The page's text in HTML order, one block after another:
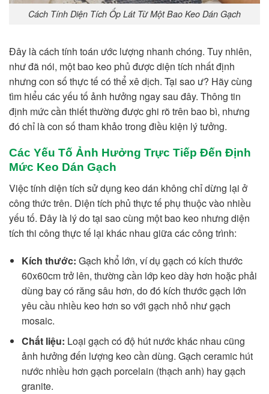
Cách Tính Diện Tích Ốp Lát Từ Một Bao Keo Dán Gạch
Đây là cách tính toán ước lượng nhanh chóng. Tuy nhiên,
như đã nói, một bao keo phủ được diện tích nhất định
nhưng con số thực tế có thể xê dịch. Tại sao ư? Hãy cùng
tìm hiểu các yếu tố ảnh hưởng ngay sau đây. Thông tin
định mức cần thiết thường được ghi rõ trên bao bì, nhưng
đó chỉ là con số tham khảo trong điều kiện lý tưởng.
Các Yếu Tố Ảnh Hưởng Trực Tiếp Đến Định
Mức Keo Dán Gạch
Việc tính diện tích sử dụng keo dán không chỉ dừng lại ở
công thức trên. Diện tích phủ thực tế phụ thuộc vào nhiều
yếu tố. Đây là lý do tại sao cùng một bao keo nhưng diện
tích thi công thực tế lại khác nhau giữa các công trình:
Kích thước: Gạch khổ lớn, ví dụ gạch có kích thước
60x60cm trở lên, thường cần lớp keo dày hơn hoặc phải
dùng bay có răng sâu hơn, do đó kích thước gạch lớn
yêu cầu nhiều keo hơn so với gạch nhỏ như gạch
mosaic.
Chất liệu: Loại gạch có độ hút nước khác nhau cũng
ảnh hưởng đến lượng keo cần dùng. Gạch ceramic hút
nước nhiều hơn gạch porcelain (thạch anh) hay gạch
granite.